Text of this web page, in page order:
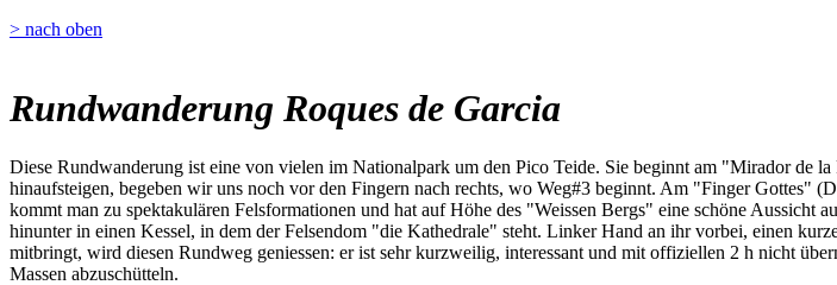
> nach oben
Rundwanderung Roques de Garcia
Diese Rundwanderung ist eine von vielen im Nationalpark um den Pico Teide. Sie beginnt am "Mirador de
hinaufsteigen, begeben wir uns noch vor den Fingern nach rechts, wo Weg#3 beginnt. Am "Finger Gottes"
kommt man zu spektakulären Felsformationen und hat auf Höhe des "Weissen Bergs" eine schöne
hinunter in einen Kessel, in dem der Felsendom "die Kathedrale" steht. Linker Hand an ihr vorbei, einen
mitbringt, wird diesen Rundweg geniessen: er ist sehr kurzweilig, interessant und mit offiziellen 2 h nicht
Massen abzuschütteln.